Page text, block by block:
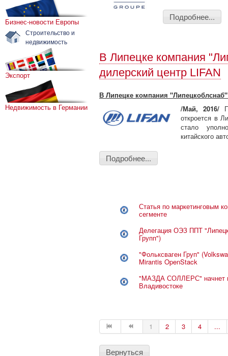
Бизнес-новости Европы
Строительство и
недвижимость
Экспорт
Недвижимость в Германии
Подробнее...
В Липецке компания
дилерский центр LIFAN
В Липецке компания
/Май, 2016/
откроется в
стало
китайского
Подробнее...
Статья по маркетинговым
сегменте
Делегация ОЭЗ ППТ
Групп")
"Фольксваген Груп"
Mirantis OpenStack
"МАЗДА СОЛЛЕРС" начнет
Владивостоке
1 2 3 4 ...
Вернуться